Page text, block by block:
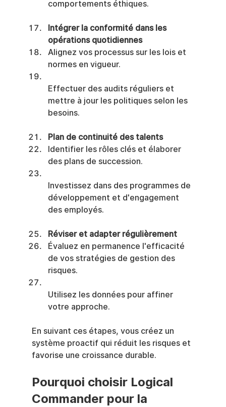
comportements éthiques.
Intégrer la conformité dans les
opérations quotidiennes
Alignez vos processus sur les lois et
normes en vigueur.
Effectuer des audits réguliers et
mettre à jour les politiques selon les
besoins.
Plan de continuité des talents
Identifier les rôles clés et élaborer
des plans de succession.
Investissez dans des programmes de
développement et d'engagement
des employés.
Réviser et adapter régulièrement
Évaluez en permanence l'efficacité
de vos stratégies de gestion des
risques.
Utilisez les données pour affiner
votre approche.
En suivant ces étapes, vous créez un
système proactif qui réduit les risques et
favorise une croissance durable.
Pourquoi choisir Logical
Commander pour la